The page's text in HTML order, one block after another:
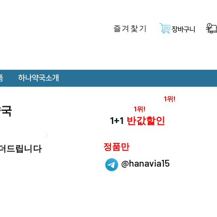
즐겨찿기 장바구니
하나약국소개
드립니다
@hanavia15
1위!
1위!
1+1 반값할인
정품만